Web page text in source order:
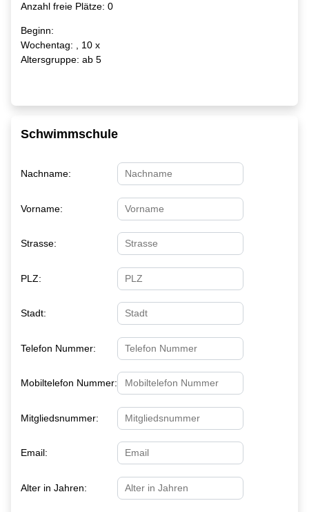
Anzahl freie Plätze: 0
Beginn:
Wochentag: , 10 x
Altersgruppe: ab 5
Schwimmschule
Nachname:
Vorname:
Strasse:
PLZ:
Stadt:
Telefon Nummer:
Mobiltelefon Nummer:
Mitgliedsnummer:
Email:
Alter in Jahren: